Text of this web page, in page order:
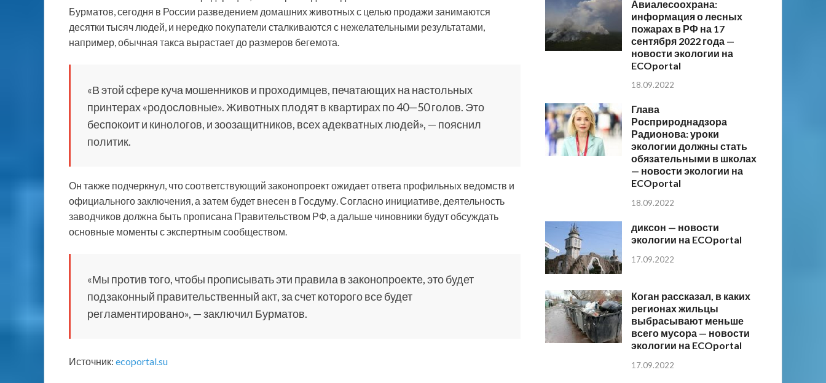
Бурматов, сегодня в России разведением домашних животных с целью продажи занимаются
десятки тысяч людей, и нередко покупатели сталкиваются с нежелательными результатами,
например, обычная такса вырастает до размеров бегемота.
«В этой сфере куча мошенников и проходимцев, печатающих на настольных
принтерах «родословные». Животных плодят в квартирах по 40—50 голов. Это
беспокоит и кинологов, и зоозащитников, всех адекватных людей», — пояснил
политик.
Он также подчеркнул, что соответствующий законопроект ожидает ответа профильных ведомств и
официального заключения, а затем будет внесен в Госдуму. Согласно инициативе, деятельность
заводчиков должна быть прописана Правительством РФ, а дальше чиновники будут обсуждать
основные моменты с экспертным сообществом.
«Мы против того, чтобы прописывать эти правила в законопроекте, это будет
подзаконный правительственный акт, за счет которого все будет
регламентировано», — заключил Бурматов.
Источник: ecoportal.su
Авиалесоохрана:
информация о лесных
пожарах в РФ на 17
сентября 2022 года —
новости экологии на
ECOportal
18.09.2022
Глава
Росприроднадзора
Радионова: уроки
экологии должны стать
обязательными в школах
— новости экологии на
ECOportal
18.09.2022
диксон — новости
экологии на ECOportal
17.09.2022
Коган рассказал, в каких
регионах жильцы
выбрасывают меньше
всего мусора — новости
экологии на ECOportal
17.09.2022